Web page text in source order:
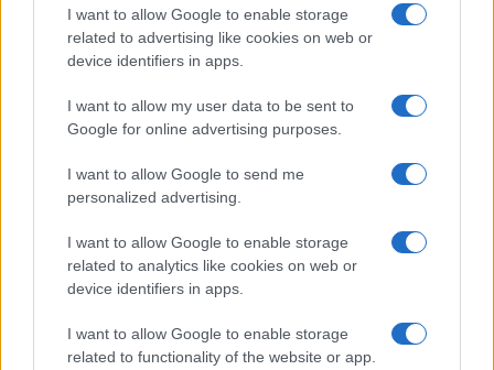
I want to allow Google to enable storage
related to advertising like cookies on web or
device identifiers in apps.
I want to allow my user data to be sent to
Google for online advertising purposes.
I want to allow Google to send me
personalized advertising.
I want to allow Google to enable storage
related to analytics like cookies on web or
device identifiers in apps.
I want to allow Google to enable storage
related to functionality of the website or app.